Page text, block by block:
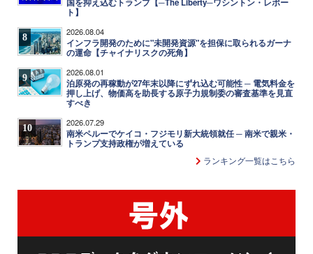
国を抑え込むトランプ【─The Liberty─ワシントン・レポー
ト】
8 2026.08.04
インフラ開発のために"未開発資源"を担保に取られるガーナ
の運命【チャイナリスクの死角】
9 2026.08.01
泊原発の再稼動が27年末以降にずれ込む可能性 ─ 電気料金を
押し上げ、物価高を助長する原子力規制委の審査基準を見直
すべき
10 2026.07.29
南米ペルーでケイコ・フジモリ新大統領就任 ─ 南米で親米・
トランプ支持政権が増えている
ランキング一覧はこちら